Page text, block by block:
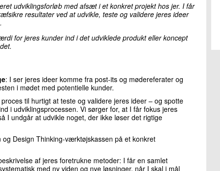
udviklingsforløb med afsæt i et konkret projekt hos jer. I får
resultater ved at udvikle, teste og validere jeres ideer
for jeres kunder ind i det udviklede produkt eller koncept
: I ser jeres ideer komme fra post-its og mødereferater og
i mødet med potentielle kunder.
til hurtigt at teste og validere jeres ideer – og spotte
i udviklingsprocessen. Vi sørger for, at I får fokus jeres
I undgår at udvikle noget, der ikke løser det rigtige
Design Thinking-værktøjskassen på et konkret
af jeres foretrukne metoder: I får en samlet
med ny viden og nye løsninger, når I skal i mål